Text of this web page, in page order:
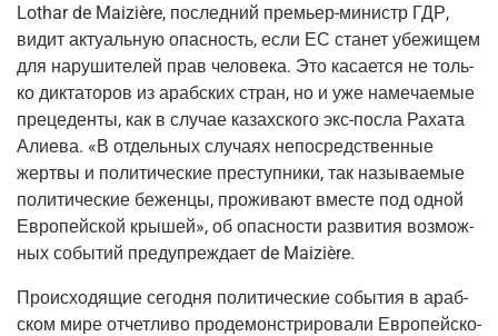
Lothar de Maizière, послед­ний пре­мьер-министр ГДР,
видит акту­аль­ную опас­ность, если ЕС ста­нет убе­жи­щем
для нару­ши­те­лей прав чело­ве­ка. Это каса­ет­ся не толь­
ко дик­та­то­ров из араб­ских стран, но и уже наме­ча­е­мые
пре­це­ден­ты, как в слу­чае казах­ско­го экс-посла Раха­та
Али­е­ва. «В отдель­ных слу­ча­ях непо­сред­ствен­ные
жерт­вы и поли­ти­че­ские пре­ступ­ни­ки, так назы­ва­е­мые
поли­ти­че­ские бежен­цы, про­жи­ва­ют вме­сте под одной
Евро­пей­ской кры­шей», об опас­но­сти раз­ви­тия воз­мож­
ных собы­тий пре­ду­пре­жда­ет de Maizière.
Про­ис­хо­дя­щие сего­дня поли­ти­че­ские собы­тия в араб­
ском мире отчет­ли­во про­де­мон­стри­ро­ва­ли Евро­пей­ско­